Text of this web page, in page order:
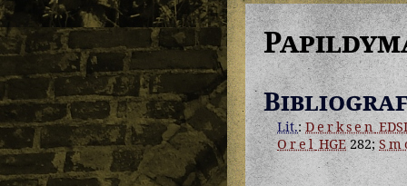
Lit.:Derksen
OrelHGE282;